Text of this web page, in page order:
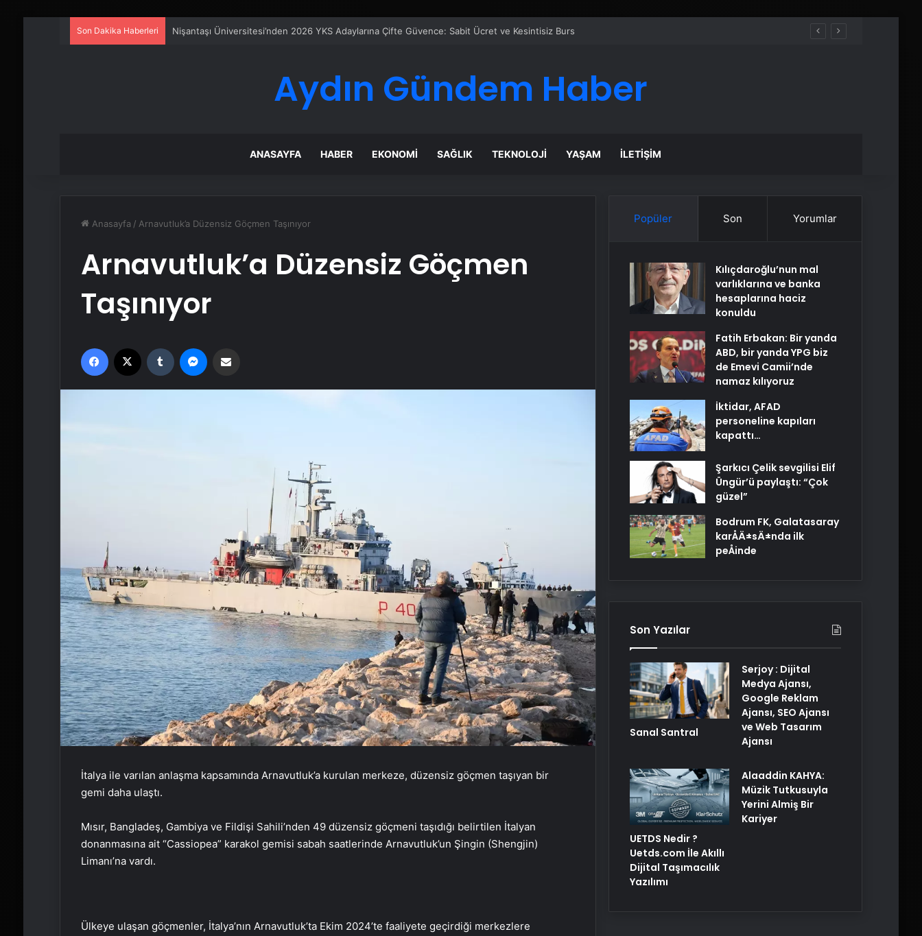
Son Dakika Haberleri Sanal Santral
Aydın Gündem Haber
ANASAYFA HABER EKONOMI SAĞLIK TEKNOLOJI YAŞAM İLETIŞIM
Anasayfa / Arnavutluk’a Düzensiz Göçmen Taşınıyor
Arnavutluk’a Düzensiz Göçmen
Taşınıyor
Facebook Tumblr
İtalya ile varılan anlaşma kapsamında Arnavutluk’a kurulan merkeze, düzensiz göçmen taşıyan bir
gemi daha ulaştı.
Mısır, Bangladeş, Gambiya ve Fildişi Sahili’nden 49 düzensiz göçmeni taşıdığı belirtilen İtalyan
donanmasına ait “Cassiopea” karakol gemisi sabah saatlerinde Arnavutluk’un Şingin (Shengjin)
Limanı’na vardı.
Ülkeye ulaşan göçmenler, İtalya’nın Arnavutluk’ta Ekim 2024’te faaliyete geçirdiği merkezlere
Popüler Son Yorumlar
Kılıçdaroğlu’nun mal
varlıklarına ve banka
hesaplarına haciz
konuldu
Fatih Erbakan: Bir yanda
ABD, bir yanda YPG biz
de Emevi Camii’nde
namaz kılıyoruz
İktidar, AFAD
personeline kapıları
kapattı…
Şarkıcı Çelik sevgilisi Elif
Üngür’ü paylaştı: “Çok
güzel”
Bodrum FK, Galatasaray
karÅÄ±sÄ±nda ilk
peÅinde
Son Yazılar
Sanal Santral
Serjoy : Dijital
Medya Ajansı,
Google Reklam
Ajansı, SEO Ajansı
ve Web Tasarım
Ajansı
UETDS Nedir ?
Uetds.com İle Akıllı
Dijital Taşımacılık
Yazılımı
Alaaddin KAHYA:
Müzik Tutkusuyla
Yerini Almiş Bir
Kariyer